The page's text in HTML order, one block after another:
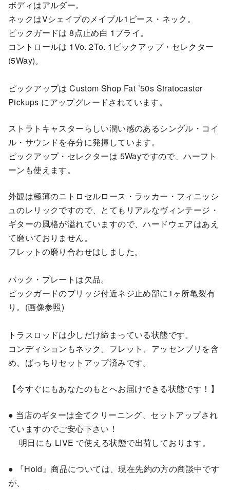
ボディはアルダー。
ネックはVシェイプのメイプル1ピース・ネック。
ピックガードは 8点止め白 1プライ。
コントロールは 1Vo. 2To. 1ピックアップ・セレクター
(5Way)。
ピックアップは Custom Shop Fat ’50s Stratocaster
Pickups にアップグレードされています。
ストラトキャスターらしい潤い感のあるシングル・コイ
ル・サウンドを存分に発揮しています。
ピックアップ・セレクターは 5Wayですので、ハーフト
ーンも使えます。
外観は極薄のニトロセルロース・ラッカー・フィニッシ
ュのレリックですので、とてもリアルなヴィンテージ・
ギターの風格が溢れていますので、ハードウェアはあえ
て磨いておりません。
フレットの磨り合わせはしました。
バック・プレートは欠品。
ピックガードのブリッジ付近ネジ止め部に1ヶ所亀裂有
り。(画像参照)
トラスロッドは少しだけ締まっている状態です。
コンディションもネック、フレット、アッセンブリを含
め、ばっちりセットアップ済みです。
【今すぐにもあなたのもとへお届けできる状態です！】
● 当店のギターは全てクリーニング、セットアップされ
ていますのでご安心下さい！
明日にも LIVE で使える状態で出荷しております。
● 『Hold』商品については、現在先約の方の商談中です
が、